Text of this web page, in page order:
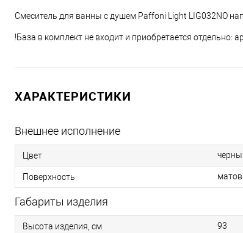
Смеситель для ванны с душем Paffoni Light LIG032NO
!База в комплект не входит и приобретается отдельно:
ХАРАКТЕРИСТИКИ
Внешнее исполнение
Цвет
Поверхность
Габариты изделия
Высота изделия, см 93